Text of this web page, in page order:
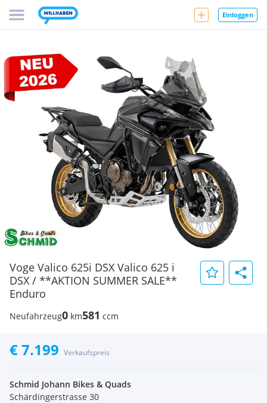
Einloggen
Voge Valico 625i DSX Valico 625 i
DSX / **AKTION SUMMER SALE**
Enduro
Neufahrzeug0 km581 ccm
€ 7.199 Verkaufspreis
Schmid Johann Bikes & Quads
Schärdingerstrasse 30